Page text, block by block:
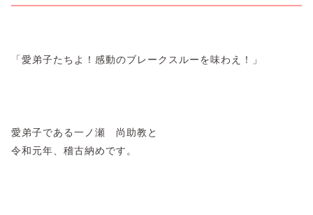
「愛弟子たちよ！感動のブレークスルーを味わえ！」
愛弟子である一ノ瀬 尚助教と
令和元年、稽古納めです。